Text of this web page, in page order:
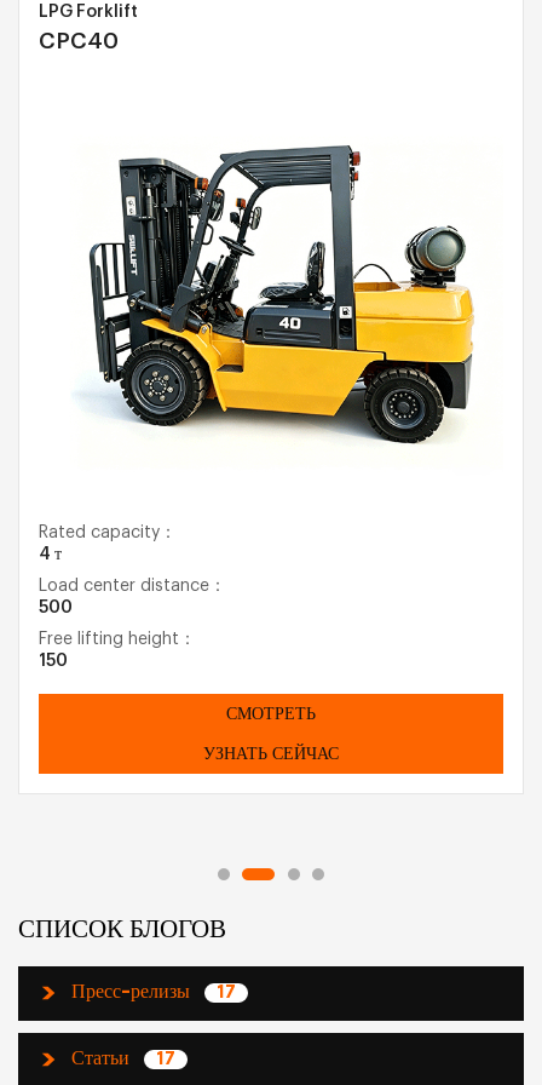
LPG Forklift
CPC40
Rated capacity：
4 т
Load center distance：
500
Free lifting height：
150
СМОТРЕТЬ
УЗНАТЬ СЕЙЧАС
СПИСОК БЛОГОВ
Пресс-релизы 17
Статьи 17